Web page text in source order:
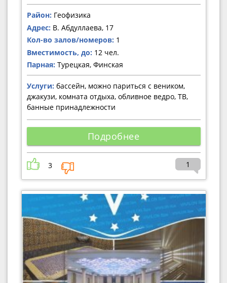
Район: Геофизика
Адрес: В. Абдуллаева, 17
Кол-во залов/номеров: 1
Вместимость, до: 12 чел.
Парная: Турецкая, Финская
Услуги: бассейн, можно париться с веником,
джакузи, комната отдыха, обливное ведро, ТВ,
банные принадлежности
Подробнее
3 1